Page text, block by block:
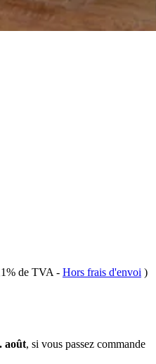
de TVA - Hors frais d'envoi )
août, si vous passez commande